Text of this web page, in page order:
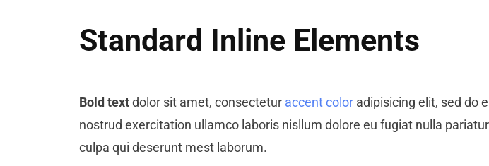
Standard Inline Elements
Bold textdolor sit amet, consectetur accent color adipisicing elit, sed do
nostrud exercitation ullamco laboris nisllum dolore eu fugiat nulla
culpa qui deserunt mest laborum.